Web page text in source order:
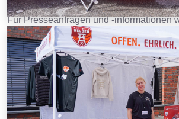
Für Presseanfragen und -informationen
bitte an den nebenstehenden
bereitgestellten Pressebilder dürfen bei
Bildnachweises im Rahmen der
verwendet werden.